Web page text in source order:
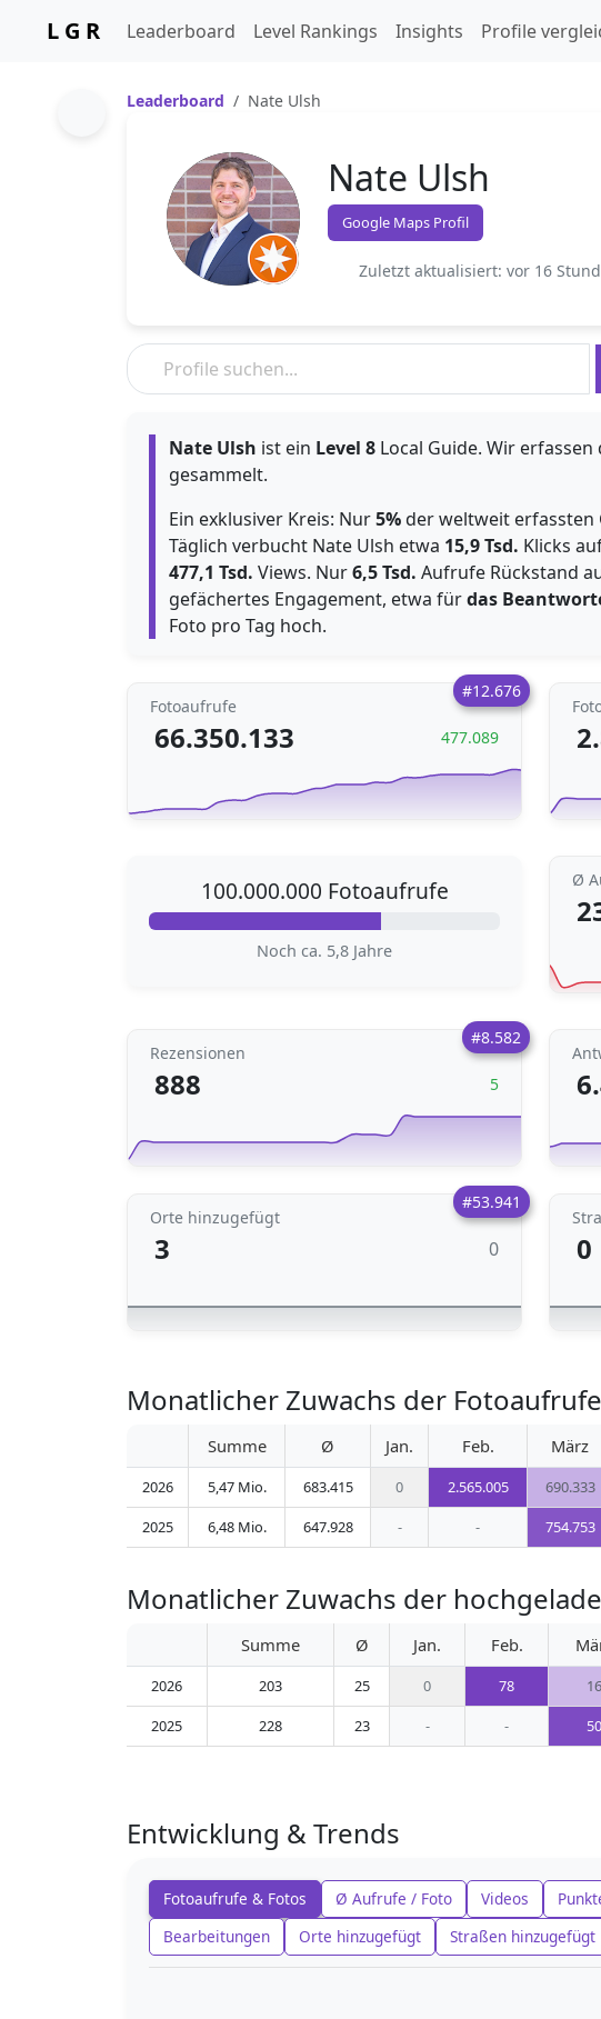
L G R Leaderboard Level Rankings Insights Profile
Leaderboard Nate Ulsh
Nate Ulsh
Google Maps Profil
Zuletzt aktualisiert: vor 16
Nate Ulsh ist ein Level 8 Local Guide. Wir
gesammelt.
Ein exklusiver Kreis: Nur5%der weltweit erfassten
Täglich verbucht Nate Ulsh etwa 15,9 Tsd. Klicks
477,1 Tsd. Views. Nur6,5 Tsd. Aufrufe Rückstand
gefächertes Engagement, etwa fürdas
Foto pro Tag hoch.
#12.676
Fotoaufrufe
66.350.133 477.089
100.000.000 Fotoaufrufe
Noch ca. 5,8 Jahre
Ø
#8.582
Rezensionen
888 5
#53.941
Orte hinzugefügt
3 0 0
Monatlicher Zuwachs der
Summe Ø Jan. Feb. März
2026 5,47 Mio. 683.415 0 2.565.005 690.333
2025
6,48 Mio. 647.928 - - 754.753
Monatlicher Zuwachs der
Summe Ø Jan. Feb.
2026 203 25 0 78 16
2025
228 23 - - 50
Entwicklung & Trends
Fotoaufrufe & Fotos Ø Aufrufe / Foto Videos
Bearbeitungen
Orte hinzugefügt Straßen hinzugefügt